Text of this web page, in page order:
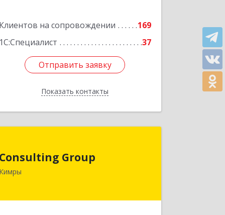
Клиентов на сопровождении
169
1С:Специалист
37
Отправить заявку
Показать контакты
Подробнее
Отправить заявку
Назад
Consulting Group
Кимры
171507, Тверская обл, Кимры г, Малая
Подробнее